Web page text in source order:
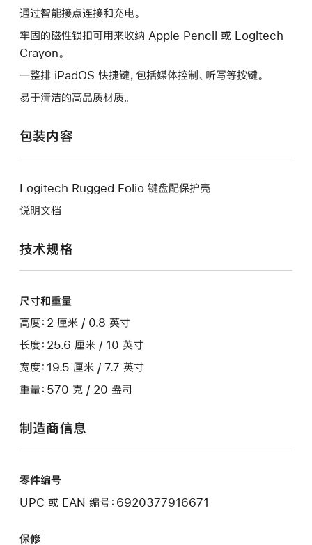
通过智能接点连接和充电。
牢固的磁性锁扣可用来收纳 Apple Pencil 或 Logitech
Crayon。
一整排 iPadOS 快捷键，包括媒体控制、听写等按键。
易于清洁的高品质材质。
包装内容
Logitech Rugged Folio 键盘配保护壳
说明文档
技术规格
尺寸和重量
高度：2 厘米 / 0.8 英寸
长度：25.6 厘米 / 10 英寸
宽度：19.5 厘米 / 7.7 英寸
重量：570 克 / 20 盎司
制造商信息
零件编号
UPC 或 EAN 编号：6920377916671
保修